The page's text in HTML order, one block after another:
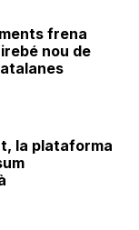
frena
nou de
la plataforma